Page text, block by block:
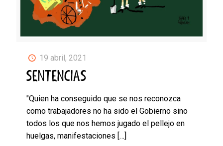
19 abril, 2021
SENTENCIAS
"Quien ha conseguido que se nos reconozca
como trabajadores no ha sido el Gobierno sino
todos los que nos hemos jugado el pellejo en
huelgas, manifestaciones […]